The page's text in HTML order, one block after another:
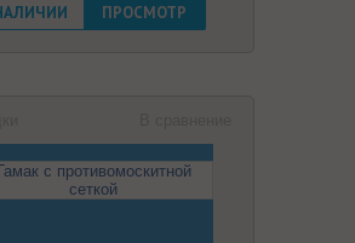
ПРОСМОТР